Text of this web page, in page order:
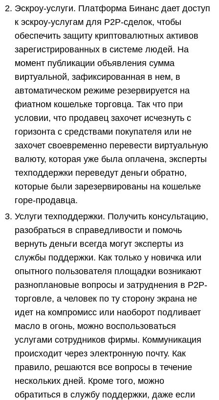
Эскроу-услуги. Платформа Бинанс дает доступ
к эскроу-услугам для Р2Р-сделок, чтобы
обеспечить защиту криптовалютных активов
зарегистрированных в системе людей. На
момент публикации объявления сумма
виртуальной, зафиксированная в нем, в
автоматическом режиме резервируется на
фиатном кошельке торговца. Так что при
условии, что продавец захочет исчезнуть с
горизонта с средствами покупателя или не
захочет своевременно перевести виртуальную
валюту, которая уже была оплачена, эксперты
техподдержки переведут деньги обратно,
которые были зарезервированы на кошельке
горе-продавца.
Услуги техподдержки. Получить консультацию,
разобраться в справедливости и помочь
вернуть деньги всегда могут эксперты из
службы поддержки. Как только у новичка или
опытного пользователя площадки возникают
разноплановые вопросы и затруднения в Р2Р-
торговле, а человек по ту сторону экрана не
идет на компромисс или наоборот подливает
масло в огонь, можно воспользоваться
услугами сотрудников фирмы. Коммуникация
происходит через электронную почту. Как
правило, решаются все вопросы в течение
нескольких дней. Кроме того, можно
обратиться в службу поддержки, даже если